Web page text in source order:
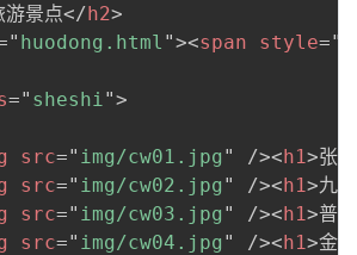
游景点</h2>
" huodong.html "><span style="
=" sheshi">
src=" img/cw01.jpg " /><h1>张
src=" img/cw02.jpg " /><h1>九
src=" img/cw03.jpg " /><h1>普
src=" img/cw04.jpg " /><h1>金